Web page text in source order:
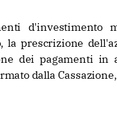
d'investimento
la prescrizione
dei pagamenti in
dalla